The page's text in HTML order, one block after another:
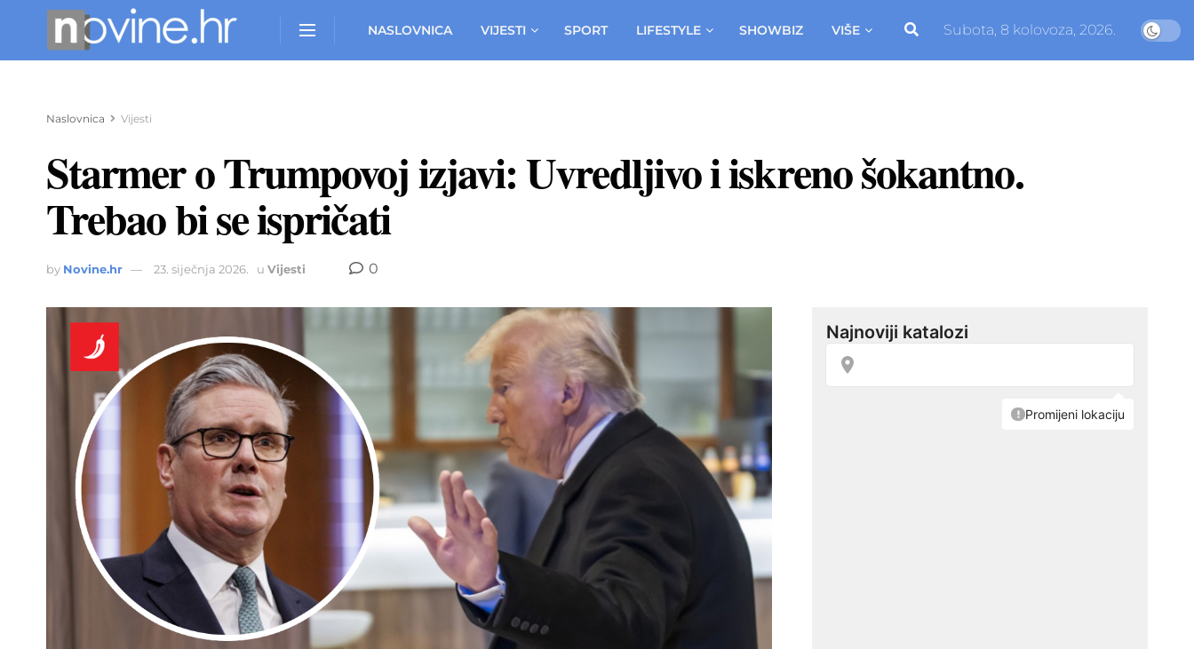
NASLOVNICA VIJESTI SPORT LIFESTYLE SHOWBIZ VIŠE Subota, 8 kolovoza, 2026.
Naslovnica Vijesti
Starmer o Trumpovoj izjavi: Uvredljivo i iskreno šokantno.
Trebao bi se ispričati
by Novine.hr 23. siječnja 2026. u Vijesti 0